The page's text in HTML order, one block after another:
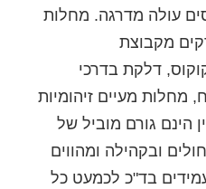
עולה מדרגה. מחלות
מקבוצת
דלקת בדרכי
מחלות מעיים זיהומיות
הינם גורם מוביל של
ובקהילה ומהווים
בד"כ לכמעט כל